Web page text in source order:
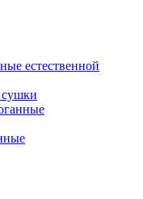
естественной